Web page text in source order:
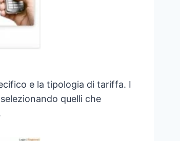
e la tipologia di tariffa. I
quelli che